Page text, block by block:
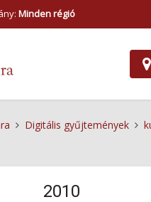
Minden régió
Digitális gyűjtemények
2010